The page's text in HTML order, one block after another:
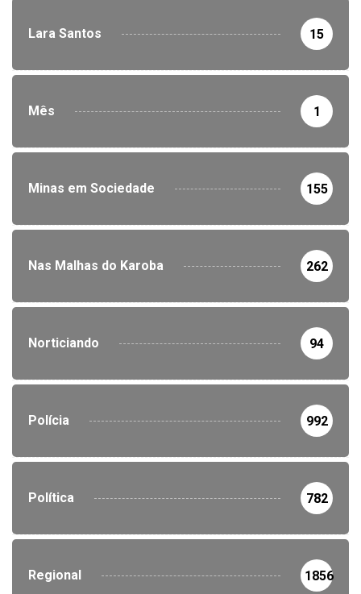
Lara Santos 15
Mês 1
Minas em Sociedade 155
Nas Malhas do Karoba 262
Norticiando 94
Polícia 992
Política 782
Regional 1856